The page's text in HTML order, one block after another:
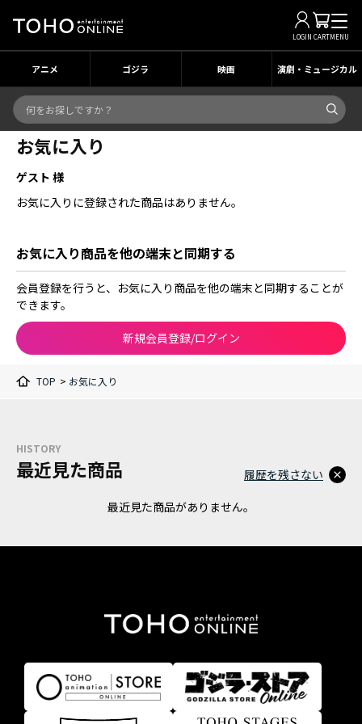
LOGIN CARTMENU
アニメ ゴジラ 映画 演劇・ミュージカル
お気に入り
ゲスト 様
お気に入りに登録された商品はありません。
お気に入り商品を他の端末と同期する
会員登録を行うと、お気に入り商品を他の端末と同期することが
できます。
新規会員登録/ログイン
TOP > お気に入り
HISTORY
最近見た商品
最近見た商品がありません。
履歴を残さない